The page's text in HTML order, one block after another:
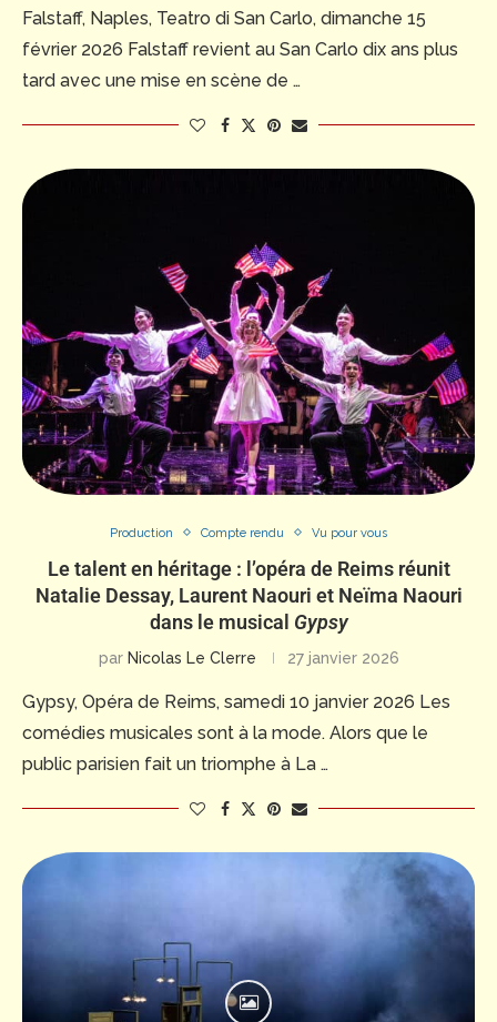
Falstaff, Naples, Teatro di San Carlo, dimanche 15
février 2026 Falstaff revient au San Carlo dix ans plus
tard avec une mise en scène de …
Production Compte rendu Vu pour vous
Le talent en héritage : l’opéra de Reims réunit
Natalie Dessay, Laurent Naouri et Neïma Naouri
dans le musical Gypsy
par Nicolas Le Clerre 27 janvier 2026
Gypsy, Opéra de Reims, samedi 10 janvier 2026 Les
comédies musicales sont à la mode. Alors que le
public parisien fait un triomphe à La …